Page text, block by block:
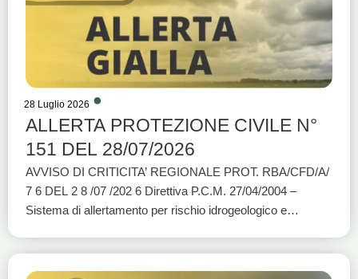
28 Luglio 2026
ALLERTA PROTEZIONE CIVILE N°
151 DEL 28/07/2026
AVVISO DI CRITICITA’ REGIONALE PROT. RBA/CFD/A/
7 6 DEL 2 8 /07 /202 6 Direttiva P.C.M. 27/04/2004 –
Sistema di allertamento per rischio idrogeologico e
OGGI 28/07/2026